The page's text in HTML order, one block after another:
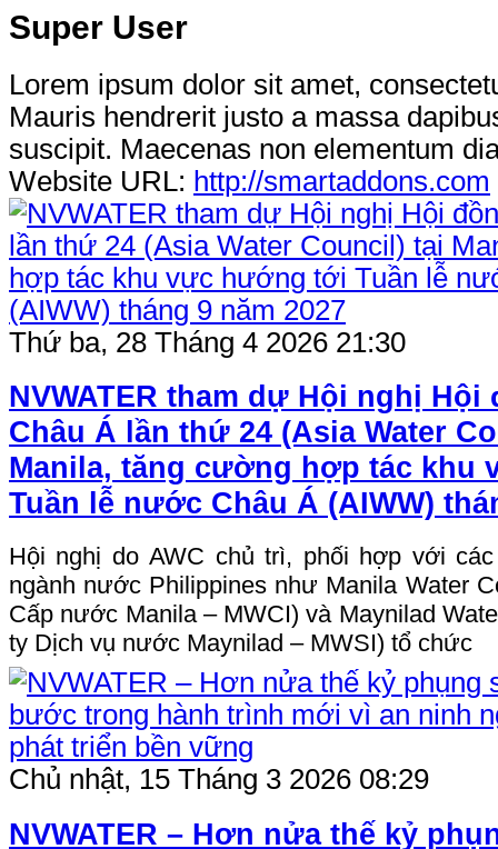
Super User
Lorem ipsum dolor sit amet,
Mauris hendrerit justo a massa
suscipit. Maecenas non elementum
Website URL: http://smartaddons.com
Thứ ba, 28 Tháng 4 2026 21:30
NVWATER tham dự Hội nghị
Châu Á lần thứ 24 (Asia Water
Manila, tăng cường hợp tác khu
Tuần lễ nước Châu Á (AIWW)
Hội nghị do AWC chủ trì, phối hợp với
ngành nước Philippines như Manila Water
Cấp nước Manila – MWCI) và Maynilad
ty Dịch vụ nước Maynilad – MWSI) tổ chức
Chủ nhật, 15 Tháng 3 2026 08:29
NVWATER – Hơn nửa thế kỷ